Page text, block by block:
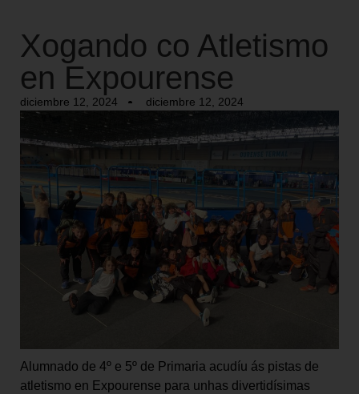
Xogando co Atletismo
en Expourense
diciembre 12, 2024 diciembre 12, 2024
Alumnado de 4º e 5º de Primaria acudíu ás pistas de
atletismo en Expourense para unhas divertidísimas